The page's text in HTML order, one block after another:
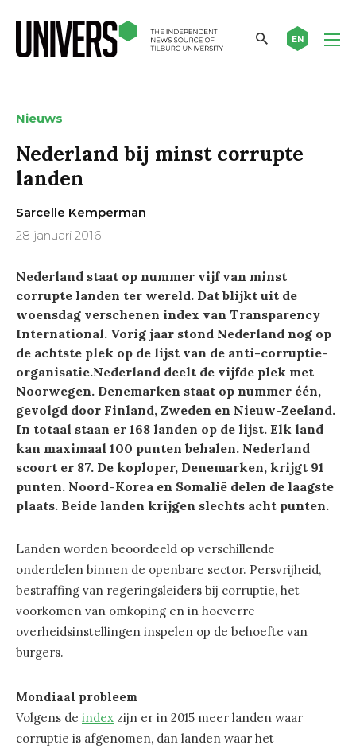
EN
Nieuws
Nederland bij minst corrupte
landen
Sarcelle Kemperman
28 januari 2016
Nederland staat op nummer vijf van minst
corrupte landen ter wereld. Dat blijkt uit de
woensdag verschenen index van Transparency
International. Vorig jaar stond Nederland nog op
de achtste plek op de lijst van de anti-corruptie-
organisatie.Nederland deelt de vijfde plek met
Noorwegen. Denemarken staat op nummer één,
gevolgd door Finland, Zweden en Nieuw-Zeeland.
In totaal staan er 168 landen op de lijst. Elk land
kan maximaal 100 punten behalen. Nederland
scoort er 87. De koploper, Denemarken, krijgt 91
punten. Noord-Korea en Somalië delen de laagste
plaats. Beide landen krijgen slechts acht punten.
Landen worden beoordeeld op verschillende
onderdelen binnen de openbare sector. Persvrijheid,
bestraffing van regeringsleiders bij corruptie, het
voorkomen van omkoping en in hoeverre
overheidsinstellingen inspelen op de behoefte van
burgers.
Mondiaal probleem
Volgens de index zijn er in 2015 meer landen waar
corruptie is afgenomen, dan landen waar het